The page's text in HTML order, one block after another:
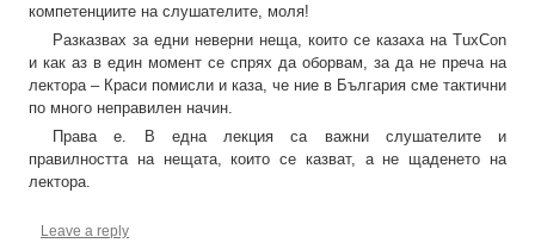
компетенциите на слушателите, моля!
Разказвах за едни неверни неща, които се казаха на TuxCon‬
и как аз в един момент се спрях да оборвам, за да не преча на
лектора – Краси помисли и каза, че ние в България сме тактични
по много неправилен начин.
Права е. В една лекция са важни слушателите и
правилността на нещата, които се казват, а не щаденето на
лектора.
Leave a reply